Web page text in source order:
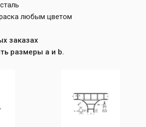
любым цветом
заказах
размеры a и b.